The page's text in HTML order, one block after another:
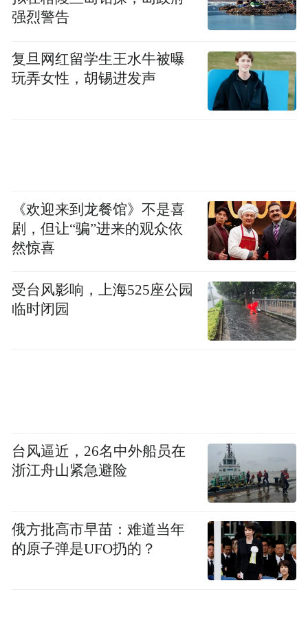
强烈警告
复旦网红留学生王水牛被曝
玩弄女性，胡锡进发声
《欢迎来到龙餐馆》不是喜
剧，但让“骗”进来的观众依
然惊喜
受台风影响，上海525座公园
临时闭园
台风逼近，26名中外船员在
浙江舟山紧急避险
俄方批高市早苗：难道当年
的原子弹是UFO扔的？